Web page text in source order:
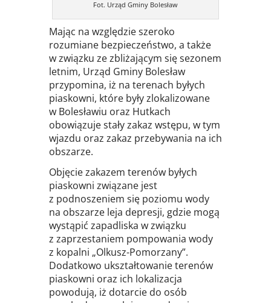
Fot. Urząd Gminy Bolesław
Mając na względzie szeroko
rozumiane bezpieczeństwo, a także
w związku ze zbliżającym się sezonem
letnim, Urząd Gminy Bolesław
przypomina, iż na terenach byłych
piaskowni, które były zlokalizowane
w Bolesławiu oraz Hutkach
obowiązuje stały zakaz wstępu, w tym
wjazdu oraz zakaz przebywania na ich
obszarze.
Objęcie zakazem terenów byłych
piaskowni związane jest
z podnoszeniem się poziomu wody
na obszarze leja depresji, gdzie mogą
wystąpić zapadliska w związku
z zaprzestaniem pompowania wody
z kopalni „Olkusz-Pomorzany”.
Dodatkowo ukształtowanie terenów
piaskowni oraz ich lokalizacja
powodują, iż dotarcie do osób